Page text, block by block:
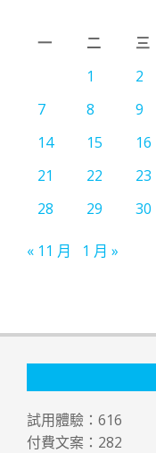
一
二 三
1
2
7
8 9
14
15 16
21
22 23
28
29 30
« 11 月 1 月 »
試用體驗： 616
付費文案： 282